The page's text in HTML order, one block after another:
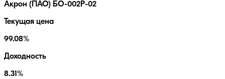
Акрон (ПАО) БО-002P-02
Текущая цена
99.08%
Доходность
8.31%